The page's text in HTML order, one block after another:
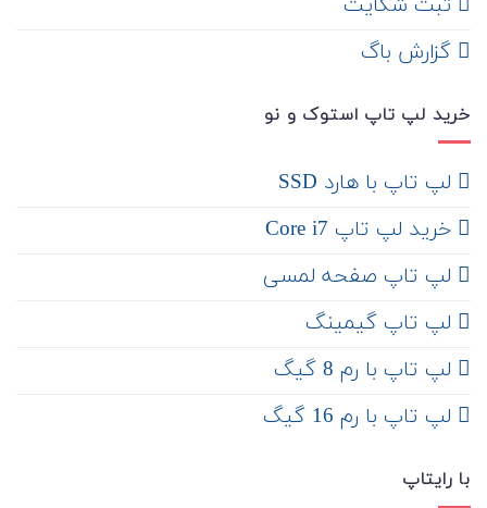
‌ گزارش باگ
خرید لپ تاپ استوک و نو
لپ تاپ با هارد SSD
خرید لپ تاپ Core i7
لپ تاپ صفحه لمسی
لپ تاپ گیمینگ
لپ تاپ با رم 8 گیگ
لپ تاپ با رم 16 گیگ
با رایتاپ